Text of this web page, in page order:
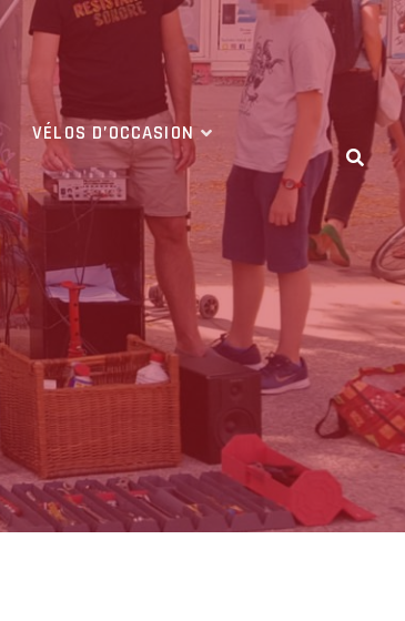
VÉLOS D’OCCASION